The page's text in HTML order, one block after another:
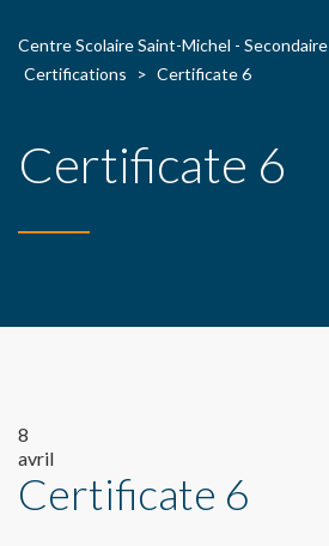
Centre Scolaire Saint-Michel - Secondaire
Certifications
> Certificate 6
Certificate 6
8
avril
Certificate 6